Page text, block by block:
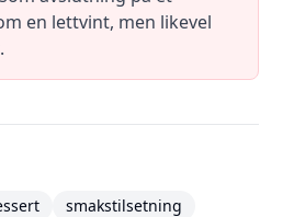
en lettvint, men likevel
smakstilsetning